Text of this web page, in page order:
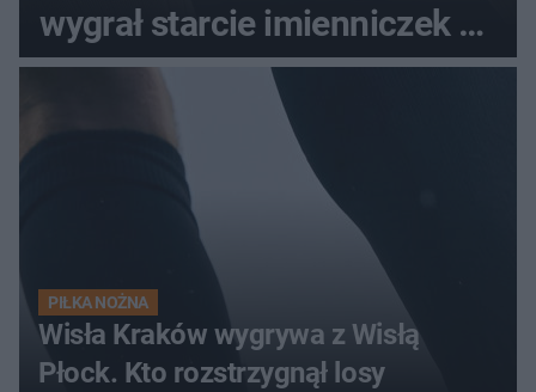
wygrał starcie imienniczek na
pełnym stadionie
PIŁKA NOŻNA
Wisła Kraków wygrywa z Wisłą
Płock. Kto rozstrzygnął losy